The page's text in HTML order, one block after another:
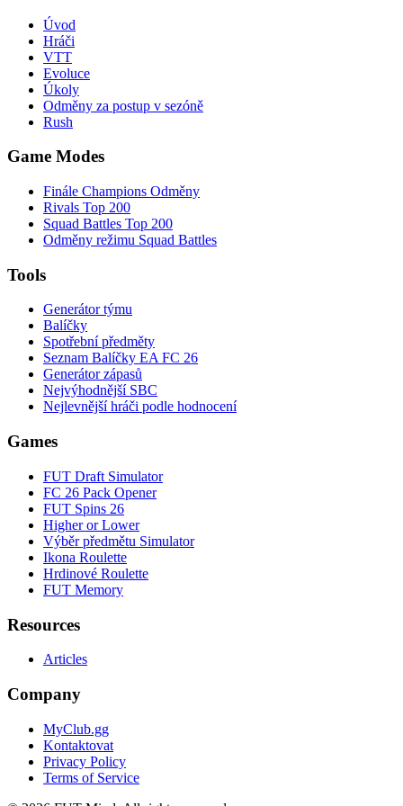
Úvod
Hráči
VTT
Evoluce
Úkoly
Odměny za postup v sezóně
Rush
Game Modes
Finále Champions Odměny
Rivals Top 200
Squad Battles Top 200
Odměny režimu Squad Battles
Tools
Generátor týmu
Balíčky
Spotřební předměty
Seznam Balíčky EA FC 26
Generátor zápasů
Nejvýhodnější SBC
Nejlevnější hráči podle hodnocení
Games
FUT Draft Simulator
FC 26 Pack Opener
FUT Spins 26
Higher or Lower
Výběr předmětu Simulator
Ikona Roulette
Hrdinové Roulette
FUT Memory
Resources
Articles
Company
MyClub.gg
Kontaktovat
Privacy Policy
Terms of Service